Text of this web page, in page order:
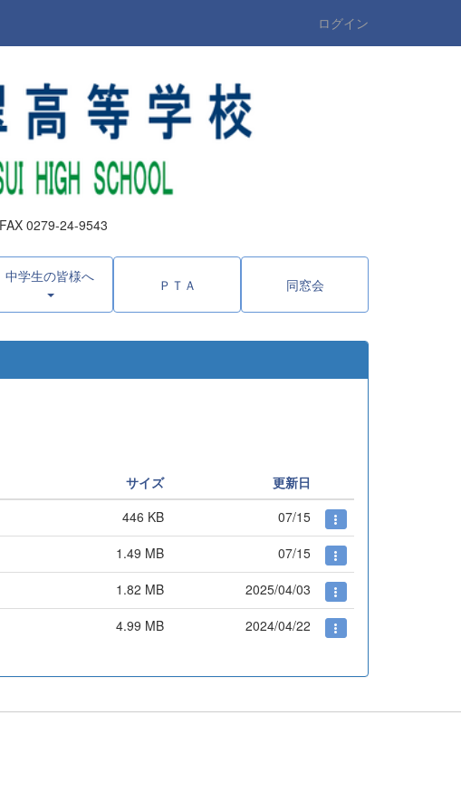
ログイン
0279-24-9543
中学生の皆様へ ＰＴＡ 同窓会
サイズ
更新日
446 KB
07/15
1.49 MB
07/15
1.82 MB
2025/04/03
4.99 MB 2024/04/22